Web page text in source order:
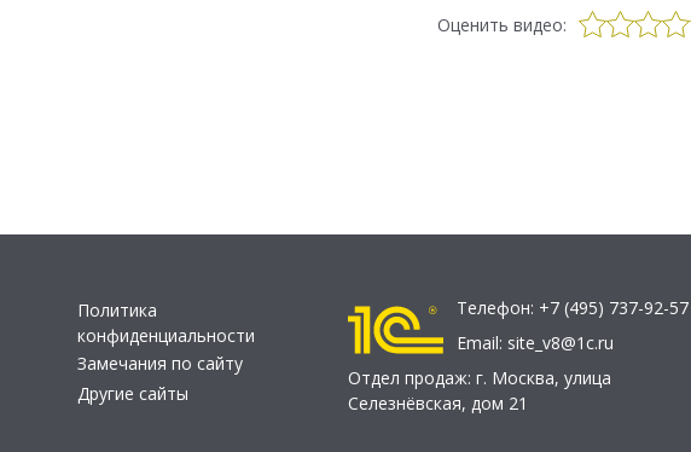
Оценить видео:
Политика
конфиденциальности
Замечания по сайту
Другие сайты
Телефон: +7 (495) 737-92-57
Email: site_v8@1c.ru
Отдел продаж: г. Москва, улица
Селезнёвская, дом 21